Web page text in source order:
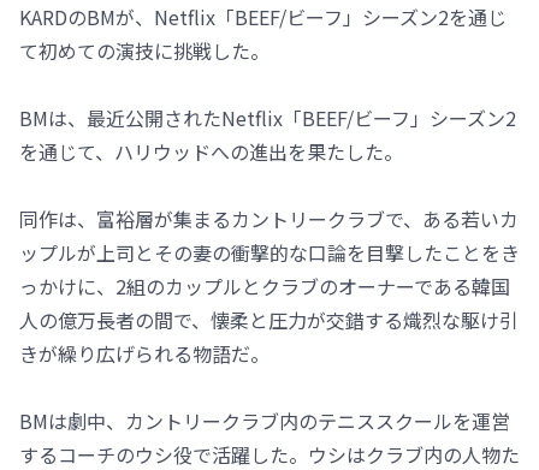
KARDのBMが、Netflix「BEEF/ビーフ」シーズン2を通じ
て初めての演技に挑戦した。
BMは、最近公開されたNetflix「BEEF/ビーフ」シーズン2
を通じて、ハリウッドへの進出を果たした。
同作は、富裕層が集まるカントリークラブで、ある若いカ
ップルが上司とその妻の衝撃的な口論を目撃したことをき
っかけに、2組のカップルとクラブのオーナーである韓国
人の億万長者の間で、懐柔と圧力が交錯する熾烈な駆け引
きが繰り広げられる物語だ。
BMは劇中、カントリークラブ内のテニススクールを運営
するコーチのウシ役で活躍した。ウシはクラブ内の人物た